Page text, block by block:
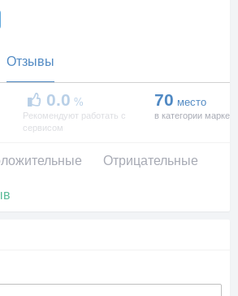
Отзывы
0.0 %
Рекомендуют работать с
сервисом
70 место
в категории
Отрицательные